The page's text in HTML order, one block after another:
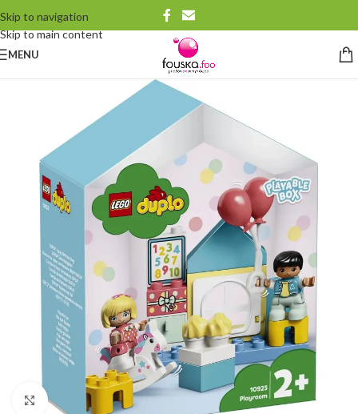
Skip to navigation
Skip to main content
MENU
Click to enlarge